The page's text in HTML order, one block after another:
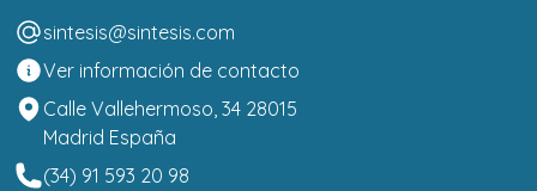
sintesis@sintesis.com
Ver información de contacto
Calle Vallehermoso, 34 28015
Madrid España
(34) 91 593 20 98